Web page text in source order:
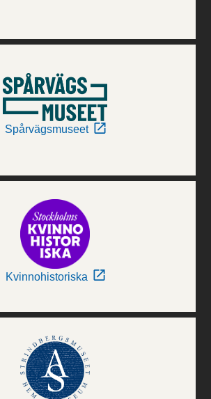
Spårvägsmuseet
Kvinnohistoriska